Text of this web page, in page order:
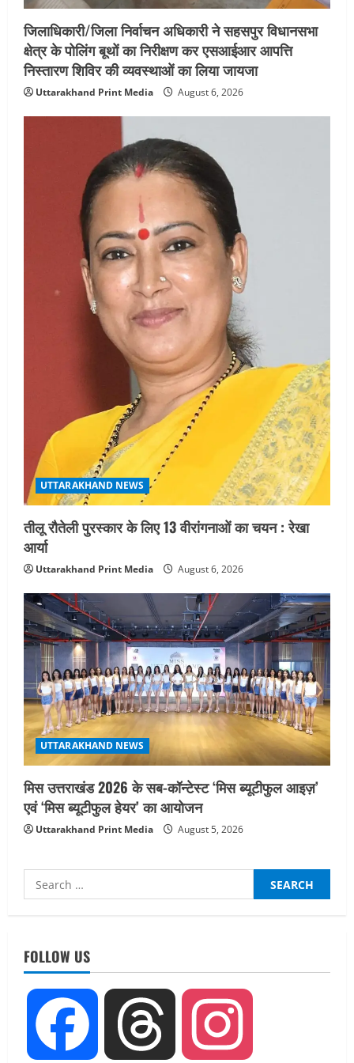
जिलाधिकारी/जिला निर्वाचन अधिकारी ने सहसपुर विधानसभा
क्षेत्र के पोलिंग बूथों का निरीक्षण कर एसआईआर आपत्ति
निस्तारण शिविर की व्यवस्थाओं का लिया जायजा
Uttarakhand Print Media August 6, 2026
UTTARAKHAND NEWS
तीलू रौतेली पुरस्कार के लिए 13 वीरांगनाओं का चयन : रेखा
आर्या
Uttarakhand Print Media August 6, 2026
UTTARAKHAND NEWS
मिस उत्तराखंड 2026 के सब-कॉन्टेस्ट ‘मिस ब्यूटीफुल आइज़’
एवं ‘मिस ब्यूटीफुल हेयर’ का आयोजन
Uttarakhand Print Media August 5, 2026
Search
for:
FOLLOW US
Facebook Threads
UTTARAKHAND NEWS
मिस उत्तराखंड 2026 के सब-कॉन्टेस्ट ‘मिस
ब्यूटीफुल आइज़’ एवं ‘मिस ब्यूटीफुल हेयर’ का